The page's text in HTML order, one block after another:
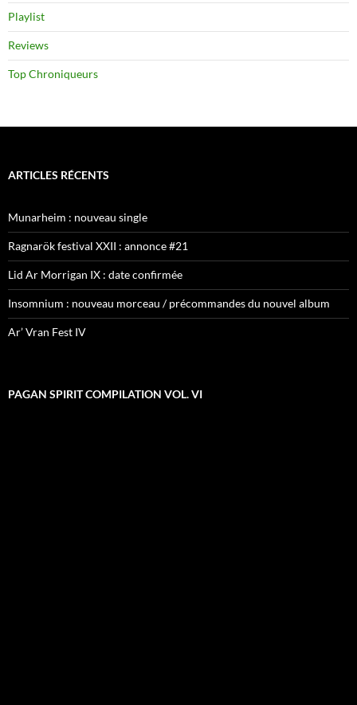
Playlist
Reviews
Top Chroniqueurs
ARTICLES RÉCENTS
Munarheim : nouveau single
Ragnarök festival XXII : annonce #21
Lid Ar Morrigan IX : date confirmée
Insomnium : nouveau morceau / précommandes du nouvel album
Ar’ Vran Fest IV
PAGAN SPIRIT COMPILATION VOL. VI